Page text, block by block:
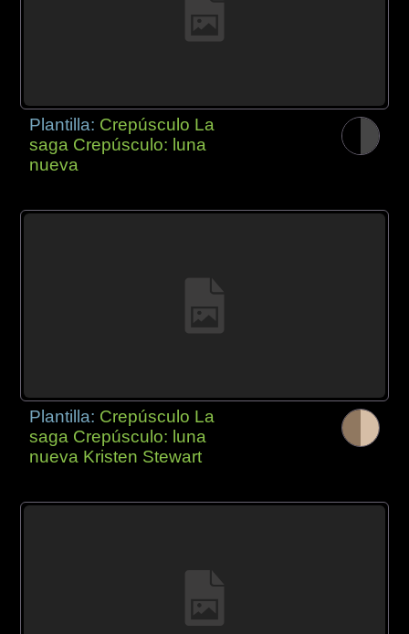
Plantilla: Crepúsculo La
saga Crepúsculo: luna
nueva
Plantilla: Crepúsculo La
saga Crepúsculo: luna
nueva Kristen Stewart